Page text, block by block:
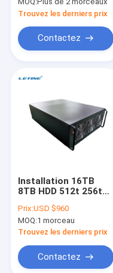
de HDD
Trouvez les derniers prix
Contactez
Installation 16TB
8TB HDD 512t 256t
d'abattage de disque
dur de XCH
Prix:USD $960
MOQ:1 morceau
Trouvez les derniers prix
Contactez